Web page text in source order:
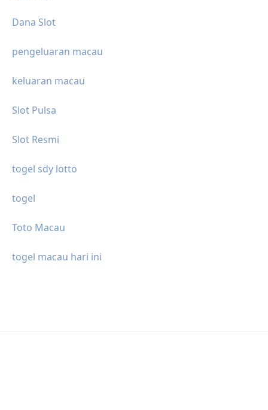
Dana Slot
pengeluaran macau
keluaran macau
Slot Pulsa
Slot Resmi
togel sdy lotto
togel
Toto Macau
togel macau hari ini